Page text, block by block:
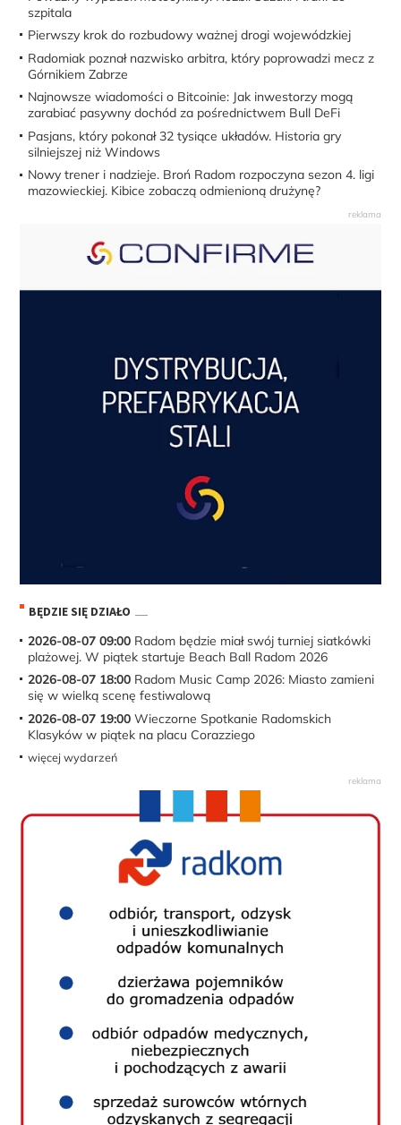
szpitala
Pierwszy krok do rozbudowy ważnej drogi wojewódzkiej
Radomiak poznał nazwisko arbitra, który poprowadzi mecz z
Górnikiem Zabrze
Najnowsze wiadomości o Bitcoinie: Jak inwestorzy mogą
zarabiać pasywny dochód za pośrednictwem Bull DeFi
Pasjans, który pokonał 32 tysiące układów. Historia gry
silniejszej niż Windows
Nowy trener i nadzieje. Broń Radom rozpoczyna sezon 4. ligi
mazowieckiej. Kibice zobaczą odmienioną drużynę?
BĘDZIE SIĘ DZIAŁO
2026-08-07 09:00 Radom będzie miał swój turniej siatkówki
plażowej. W piątek startuje Beach Ball Radom 2026
2026-08-07 18:00 Radom Music Camp 2026: Miasto zamieni
się w wielką scenę festiwalową
2026-08-07 19:00 Wieczorne Spotkanie Radomskich
Klasyków w piątek na placu Corazziego
więcej wydarzeń